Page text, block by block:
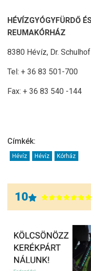
HÉVÍZGYÓGYFÜRDŐ
REUMAKÓRHÁZ
8380 Hévíz, Dr.
Tel: + 36 83 501-700
Fax: + 36 83 540 -144
Címkék:
Hévíz Hévíz Kórház
10